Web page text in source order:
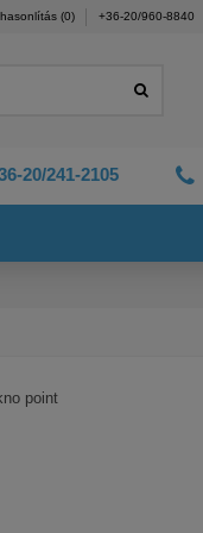
(0) +36-20/960-8840
20/241-2105